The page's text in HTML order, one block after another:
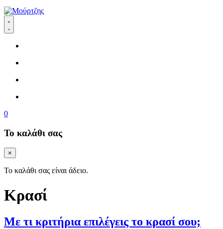
0
Το καλάθι σας
×
Το καλάθι σας είναι άδειο.
Κρασί
Με τι κριτήρια επιλέγεις το κρασί σου;